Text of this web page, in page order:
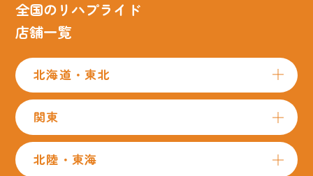
全国のリハプライド
店舗一覧
北海道・東北
関東
北陸・東海